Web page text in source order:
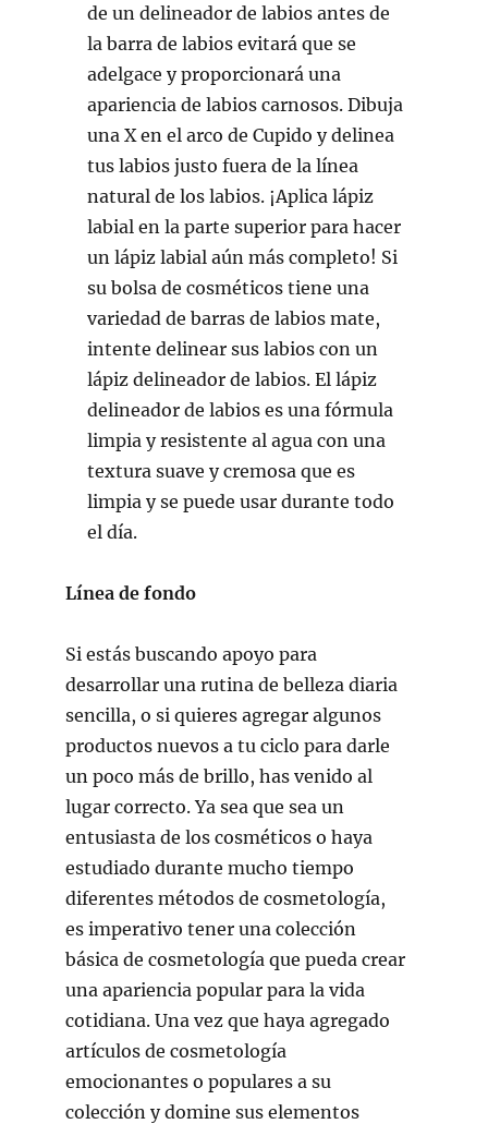
de un delineador de labios antes de
la barra de labios evitará que se
adelgace y proporcionará una
apariencia de labios carnosos. Dibuja
una X en el arco de Cupido y delinea
tus labios justo fuera de la línea
natural de los labios. ¡Aplica lápiz
labial en la parte superior para hacer
un lápiz labial aún más completo! Si
su bolsa de cosméticos tiene una
variedad de barras de labios mate,
intente delinear sus labios con un
lápiz delineador de labios. El lápiz
delineador de labios es una fórmula
limpia y resistente al agua con una
textura suave y cremosa que es
limpia y se puede usar durante todo
el día.
Línea de fondo
Si estás buscando apoyo para
desarrollar una rutina de belleza diaria
sencilla, o si quieres agregar algunos
productos nuevos a tu ciclo para darle
un poco más de brillo, has venido al
lugar correcto. Ya sea que sea un
entusiasta de los cosméticos o haya
estudiado durante mucho tiempo
diferentes métodos de cosmetología,
es imperativo tener una colección
básica de cosmetología que pueda crear
una apariencia popular para la vida
cotidiana. Una vez que haya agregado
artículos de cosmetología
emocionantes o populares a su
colección y domine sus elementos